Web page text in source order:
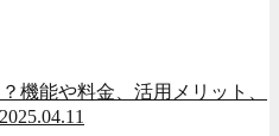
機能や料金、活用メリット、
2025.04.11